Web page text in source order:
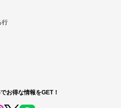
行
お得な情報をGET！